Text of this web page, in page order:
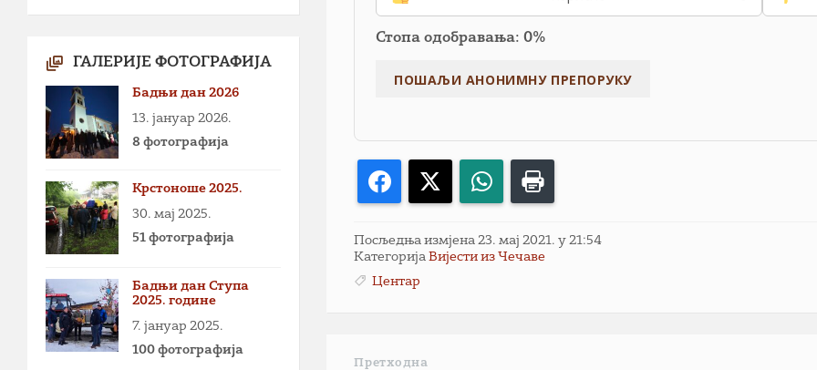
Стопа одобравања: 0%
Facebook WhatsApp
Посљедња измјена 23. мај 2021. у 21:54
КатегоријаВијести из Чечаве
Центар
Претходна
ГАЛЕРИЈЕ ФОТОГРАФИЈА
Бадњи дан 2026
13. јануар 2026.
8 фотографија
Крстоноше 2025.
30. мај 2025.
51 фотографија
Бадњи дан Ступа
2025. године
7. јануар 2025.
100 фотографија